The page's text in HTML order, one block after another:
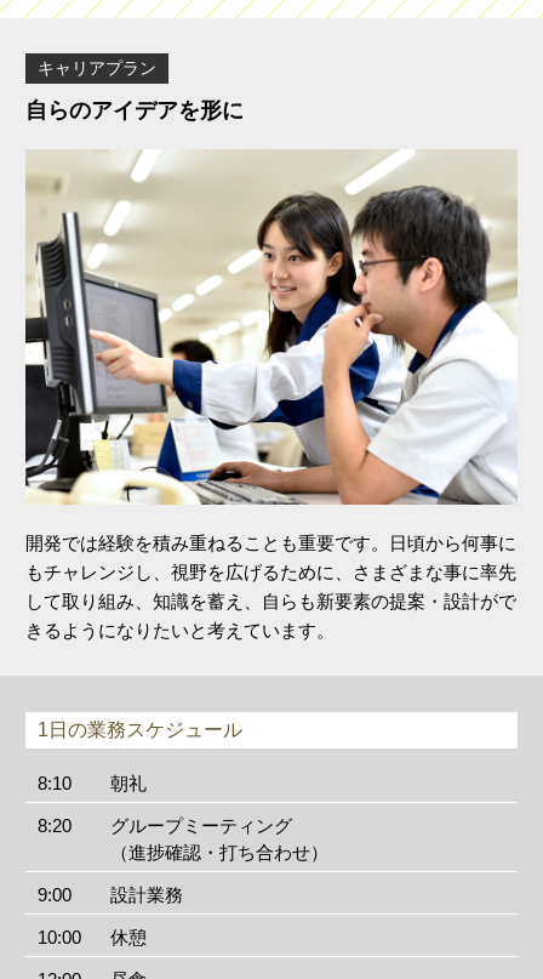
キャリアプラン
自らのアイデアを形に
開発では経験を積み重ねることも重要です。日頃から何事に
もチャレンジし、視野を広げるために、さまざまな事に率先
して取り組み、知識を蓄え、自らも新要素の提案・設計がで
きるようになりたいと考えています。
1日の業務スケジュール
8:10 朝礼
8:20
グループミーティング
（進捗確認・打ち合わせ）
9:00 設計業務
10:00 休憩